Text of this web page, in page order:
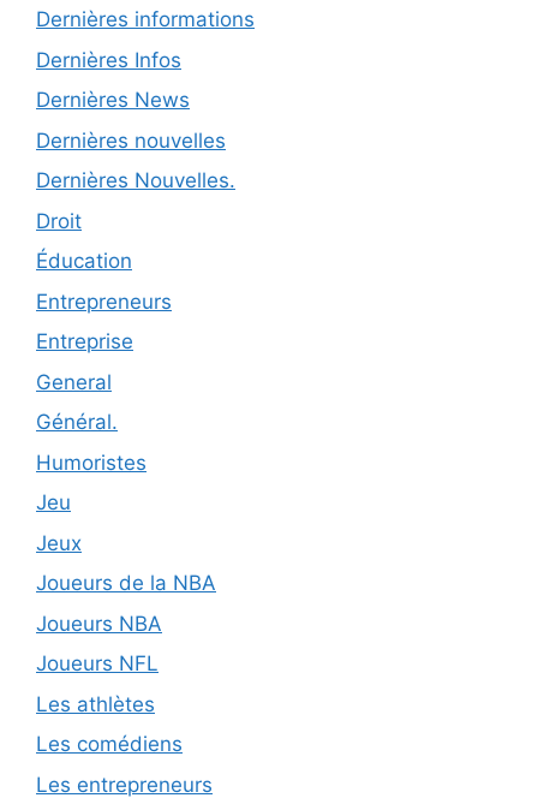
Dernières informations
Dernières Infos
Dernières News
Dernières nouvelles
Dernières Nouvelles.
Droit
Éducation
Entrepreneurs
Entreprise
General
Général.
Humoristes
Jeu
Jeux
Joueurs de la NBA
Joueurs NBA
Joueurs NFL
Les athlètes
Les comédiens
Les entrepreneurs